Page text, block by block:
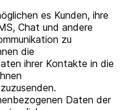
es Kunden, ihre
Chat und andere
zu
die
ihrer Kontakte in die
Daten der